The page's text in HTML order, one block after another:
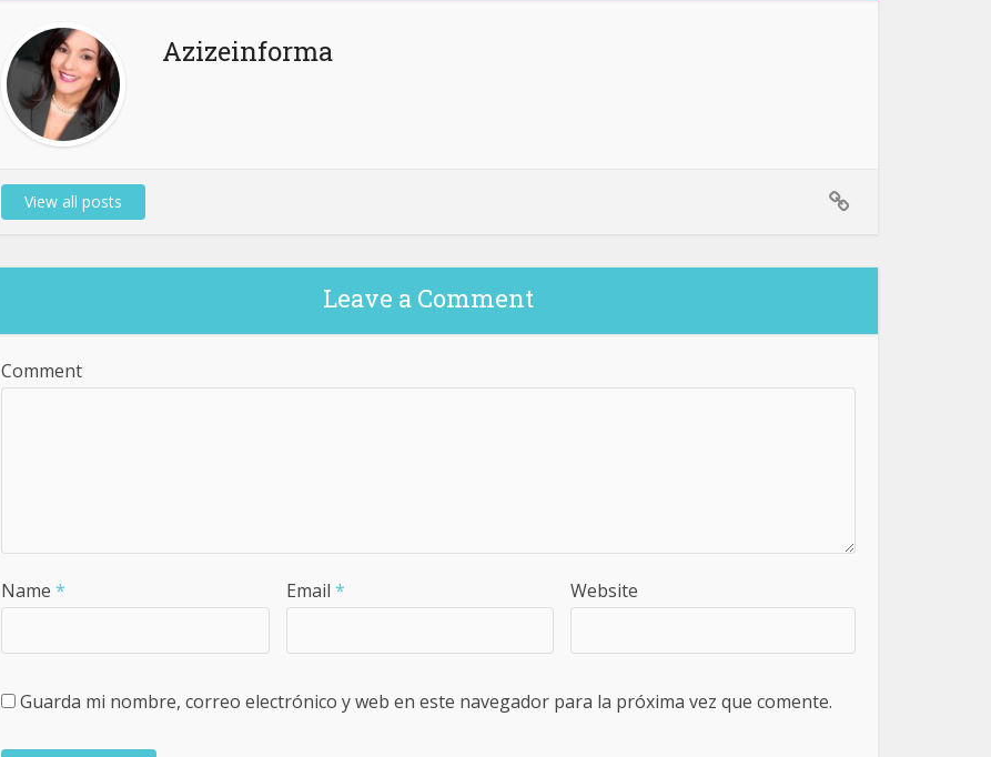
Azizeinforma
View all posts
Leave a Comment
Comment
Name * Email * Website
Guarda mi nombre, correo electrónico y web en este navegador para la próxima vez que comente.